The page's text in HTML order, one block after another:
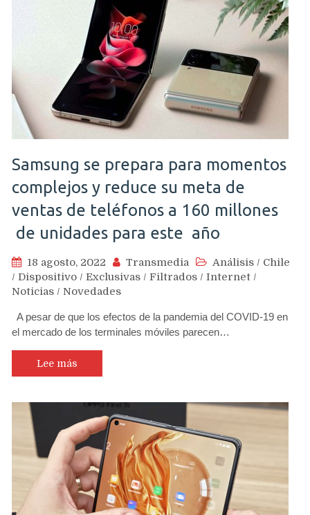
Samsung se prepara para momentos
complejos y reduce su meta de
ventas de teléfonos a 160 millones
de unidades para este año
18 agosto, 2022 Transmedia Análisis / Chile
/ Dispositivo / Exclusivas / Filtrados / Internet /
Noticias / Novedades
A pesar de que los efectos de la pandemia del COVID-19 en
el mercado de los terminales móviles parecen…
Lee más